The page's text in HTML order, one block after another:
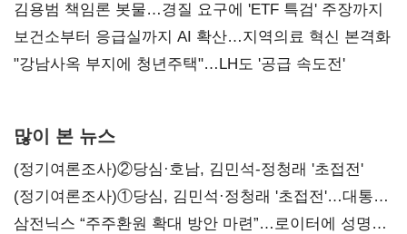
김용범 책임론 봇물…경질 요구에 'ETF 특검' 주장까지
보건소부터 응급실까지 AI 확산…지역의료 혁신 본격화
"강남사옥 부지에 청년주택"…LH도 '공급 속도전'
많이 본 뉴스
(정기여론조사)②당심·호남, 김민석-정청래 '초접전'
(정기여론조사)①당심, 김민석·정청래 '초접전'…대통령
지지도 '50% 아래로'(종합)
삼전닉스 “주주환원 확대 방안 마련”…로이터에 성명